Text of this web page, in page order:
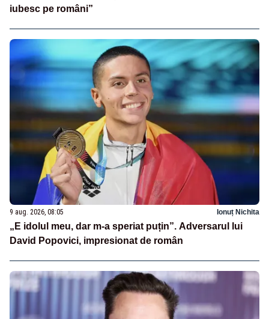
iubesc pe români”
9 aug. 2026, 08:05 Ionuț Nichita
„E idolul meu, dar m-a speriat puțin”. Adversarul lui
David Popovici, impresionat de român